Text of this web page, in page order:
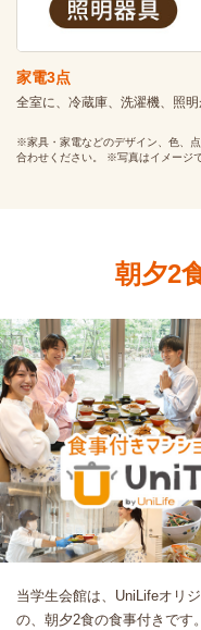
家電3点
全室に、冷蔵庫、洗濯機、照明
※家具・家電などのデザイン、色、
合わせください。 ※写真はイメージ
朝夕2
当学生会館は、UniLifeオリ
の、朝夕2食の食事付きです。